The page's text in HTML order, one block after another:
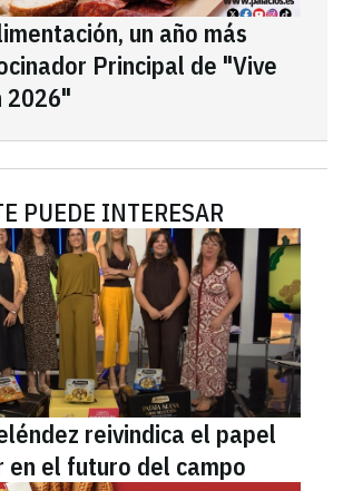
un año más
Principal de "Vive
2026"
PUEDE INTERESAR
reivindica el papel
en el futuro del campo